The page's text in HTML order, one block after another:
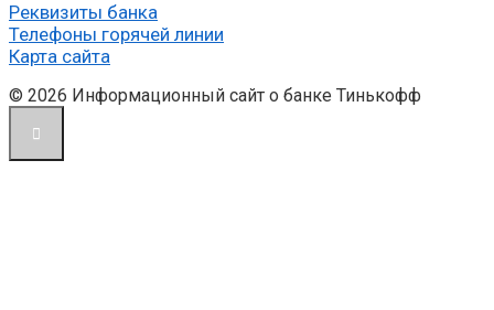
Реквизиты банка
Телефоны горячей линии
Карта сайта
© 2026 Информационный сайт о банке Тинькофф